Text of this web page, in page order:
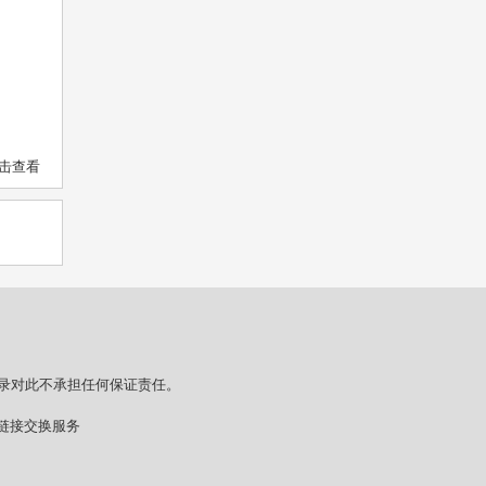
查看
此不承担任何保证责任。
接交换服务